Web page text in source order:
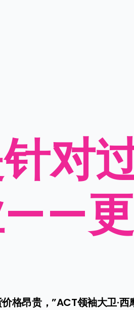
对
——更
格昂贵，”ACT领袖大卫·西